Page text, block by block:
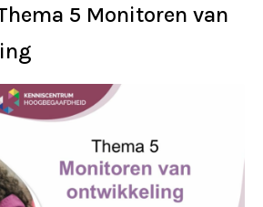
5 Monitoren van